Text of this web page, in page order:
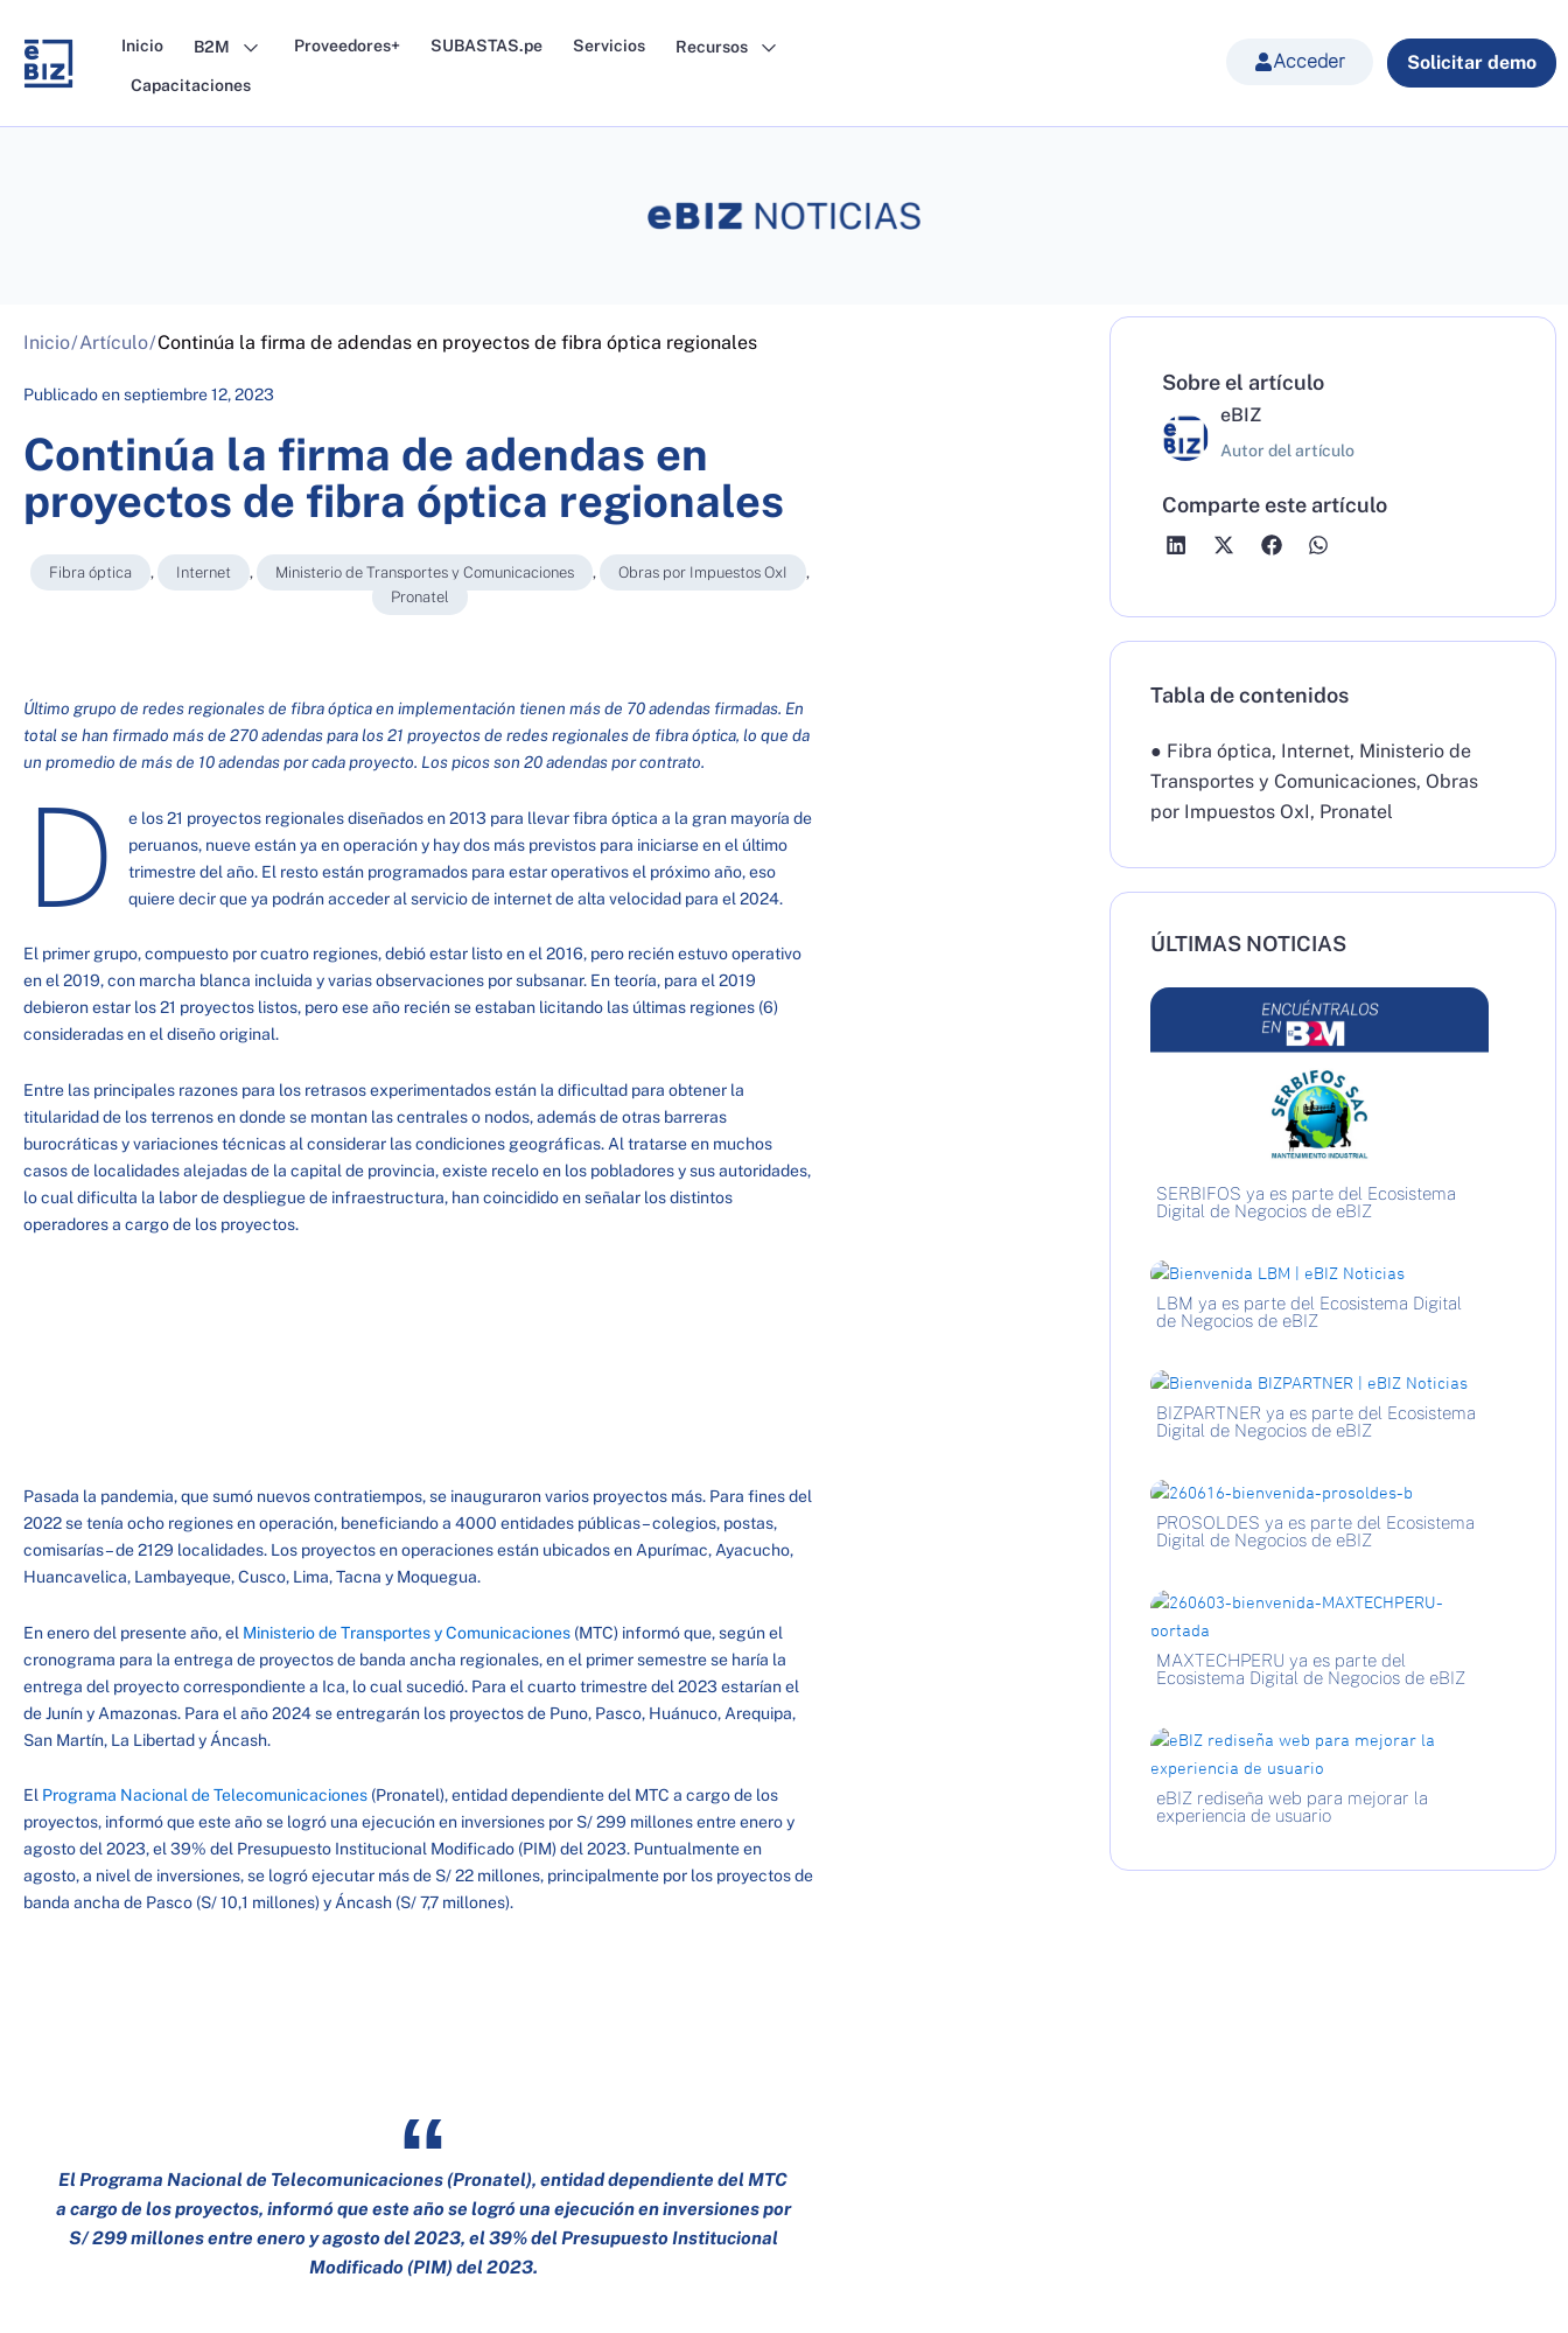
content
Inicio B2M Proveedores+ SUBASTAS.pe Servicios Recursos
Capacitaciones
Acceder Solicitar demo
Inicio/Artículo/Continúa la firma de adendas en proyectos de fibra óptica regionales
Publicado enseptiembre 12, 2023
Continúa la firma de adendas en
proyectos de fibra óptica regionales
Fibra óptica , Internet , Ministerio de Transportes y Comunicaciones , Obras por Impuestos OxI
,
Pronatel
Último grupo de redes regionales de fibra óptica en implementación tienen más de 70 adendas firmadas. En
total se han firmado más de 270 adendas para los 21 proyectos de redes regionales de fibra óptica, lo que da
un promedio de más de 10 adendas por cada proyecto. Los picos son 20 adendas por contrato.
D
e los 21 proyectos regionales diseñados en 2013 para llevar fibra óptica a la gran mayoría de
peruanos, nueve están ya en operación y hay dos más previstos para iniciarse en el último
trimestre del año. El resto están programados para estar operativos el próximo año, eso
quiere decir que ya podrán acceder al servicio de internet de alta velocidad para el 2024.
El primer grupo, compuesto por cuatro regiones, debió estar listo en el 2016, pero recién estuvo operativo
en el 2019, con marcha blanca incluida y varias observaciones por subsanar. En teoría, para el 2019
debieron estar los 21 proyectos listos, pero ese año recién se estaban licitando las últimas regiones (6)
consideradas en el diseño original.
Entre las principales razones para los retrasos experimentados están la dificultad para obtener la
titularidad de los terrenos en donde se montan las centrales o nodos, además de otras barreras
burocráticas y variaciones técnicas al considerar las condiciones geográficas. Al tratarse en muchos
casos de localidades alejadas de la capital de provincia, existe recelo en los pobladores y sus autoridades,
lo cual dificulta la labor de despliegue de infraestructura, han coincidido en señalar los distintos
operadores a cargo de los proyectos.
Pasada la pandemia, que sumó nuevos contratiempos, se inauguraron varios proyectos más. Para fines del
2022 se tenía ocho regiones en operación, beneficiando a 4000 entidades públicas – colegios, postas,
comisarías – de 2129 localidades. Los proyectos en operaciones están ubicados en Apurímac, Ayacucho,
Huancavelica, Lambayeque, Cusco, Lima, Tacna y Moquegua.
En enero del presente año, el Ministerio de Transportes y Comunicaciones (MTC) informó que, según el
cronograma para la entrega de proyectos de banda ancha regionales, en el primer semestre se haría la
entrega del proyecto correspondiente a Ica, lo cual sucedió. Para el cuarto trimestre del 2023 estarían el
de Junín y Amazonas. Para el año 2024 se entregarán los proyectos de Puno, Pasco, Huánuco, Arequipa,
San Martín, La Libertad y Áncash.
El Programa Nacional de Telecomunicaciones (Pronatel), entidad dependiente del MTC a cargo de los
proyectos, informó que este año se logró una ejecución en inversiones por S/ 299 millones entre enero y
agosto del 2023, el 39% del Presupuesto Institucional Modificado (PIM) del 2023. Puntualmente en
agosto, a nivel de inversiones, se logró ejecutar más de S/ 22 millones, principalmente por los proyectos de
banda ancha de Pasco (S/ 10,1 millones) y Áncash (S/ 7,7 millones).
El Programa Nacional de Telecomunicaciones (Pronatel), entidad dependiente del MTC
a cargo de los proyectos, informó que este año se logró una ejecución en inversiones por
S/ 299 millones entre enero y agosto del 2023, el 39% del Presupuesto Institucional
Modificado (PIM) del 2023.
Sobre el artículo
eBIZ
Autor del artículo
Comparte este artículo
Tabla de contenidos
● Fibra óptica, Internet, Ministerio de
Transportes y Comunicaciones, Obras
por Impuestos OxI, Pronatel
ÚLTIMAS NOTICIAS
SERBIFOS ya es parte del Ecosistema
Digital de Negocios de eBIZ
LBM ya es parte del Ecosistema Digital
de Negocios de eBIZ
BIZPARTNER ya es parte del Ecosistema
Digital de Negocios de eBIZ
PROSOLDES ya es parte del Ecosistema
Digital de Negocios de eBIZ
MAXTECHPERU ya es parte del
Ecosistema Digital de Negocios de eBIZ
eBIZ rediseña web para mejorar la
experiencia de usuario